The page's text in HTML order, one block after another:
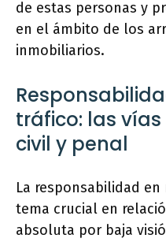
de estas personas y
en el ámbito de los
inmobiliarios.
tráfico: las
civil y penal
La responsabilidad
tema crucial en
absoluta por baja